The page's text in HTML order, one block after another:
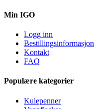
Min IGO
Logg inn
Bestillingsinformasjon
Kontakt
FAQ
Populære kategorier
Kulepenner